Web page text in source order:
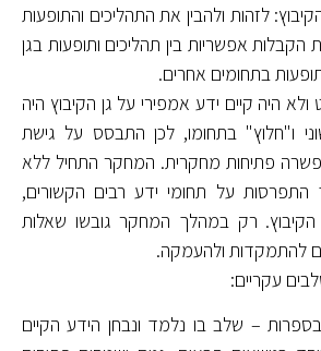
לזהות ולהבין את התהליכים והתופעות
הקבלות אפשריות בין תהליכים ותופעות בגן
בתחומים אחרים.
היה קיים ידע אמפירי על גן הקיבוץ היה
ו"חלוץ" בתחומו, לכן התבסס על גישת
פתיחות מחקרית. המחקר התחיל ללא
התפרסות על תחומי ידע רבים הקשורים,
הקיבוץ. רק במהלך המחקר גובשו שאלות
להתמקדות ולהעמקה.
עקריים:
– שלב בו נלמד ונבחן הידע הקיים